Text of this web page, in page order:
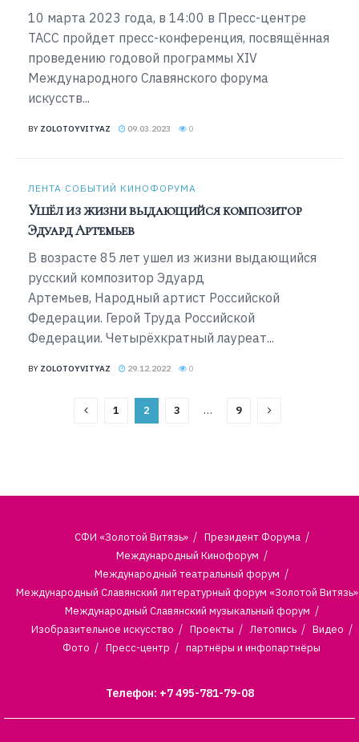
10 марта 2023 года, в 14:00 в Пресс-центре
ТАСС пройдет пресс-конференция, посвящённая
проведению годовой программы XIV
Международного Славянского форума
искусств...
BY ZOLOTOYVITYAZ 09.03.2023 0
ЛЕНТА СОБЫТИЙ КИНОФОРУМА
Ушёл из жизни выдающийся композитор
Эдуард Артемьев
В возрасте 85 лет ушел из жизни выдающийся
русский композитор Эдуард
Артемьев, Народный артист Российской
Федерации. Герой Труда Российской
Федерации. Четырёхкратный лауреат...
BY ZOLOTOYVITYAZ 29.12.2022 0
1 2 3 … 9
СФИ «Золотой Витязь»
Президент Форума
Международный Кинофорум
Международный театральный форум
Международный Славянский литературный форум «Золотой Витязь»
Международный Славянский музыкальный форум
Изобразительное искусство
Проекты Летопись
Видео
Фото
Пресс-центр партнёры и инфопартнёры
Телефон: +7 495-781-79-08